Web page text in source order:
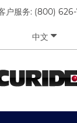
户服务: (800)
中文